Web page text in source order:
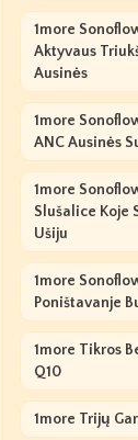
1more
Aktyvaus
Ausinės
1more
ANC Ausinės
1more
Slušalice Koje
Ušiju
1more
Poništavanje
1more Tikros
Q10
1more Trijų